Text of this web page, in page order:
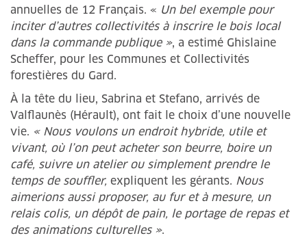
annuelles de 12 Français. « Un bel exemple pour
inciter d’autres collectivités à inscrire le bois local
dans la commande publique », a estimé Ghislaine
Scheffer, pour les Communes et Collectivités
forestières du Gard.
À la tête du lieu, Sabrina et Stefano, arrivés de
Valflaunès (Hérault), ont fait le choix d’une nouvelle
vie. « Nous voulons un endroit hybride, utile et
vivant, où l’on peut acheter son beurre, boire un
café, suivre un atelier ou simplement prendre le
temps de souffler, expliquent les gérants. Nous
aimerions aussi proposer, au fur et à mesure, un
relais colis, un dépôt de pain, le portage de repas et
des animations culturelles ».